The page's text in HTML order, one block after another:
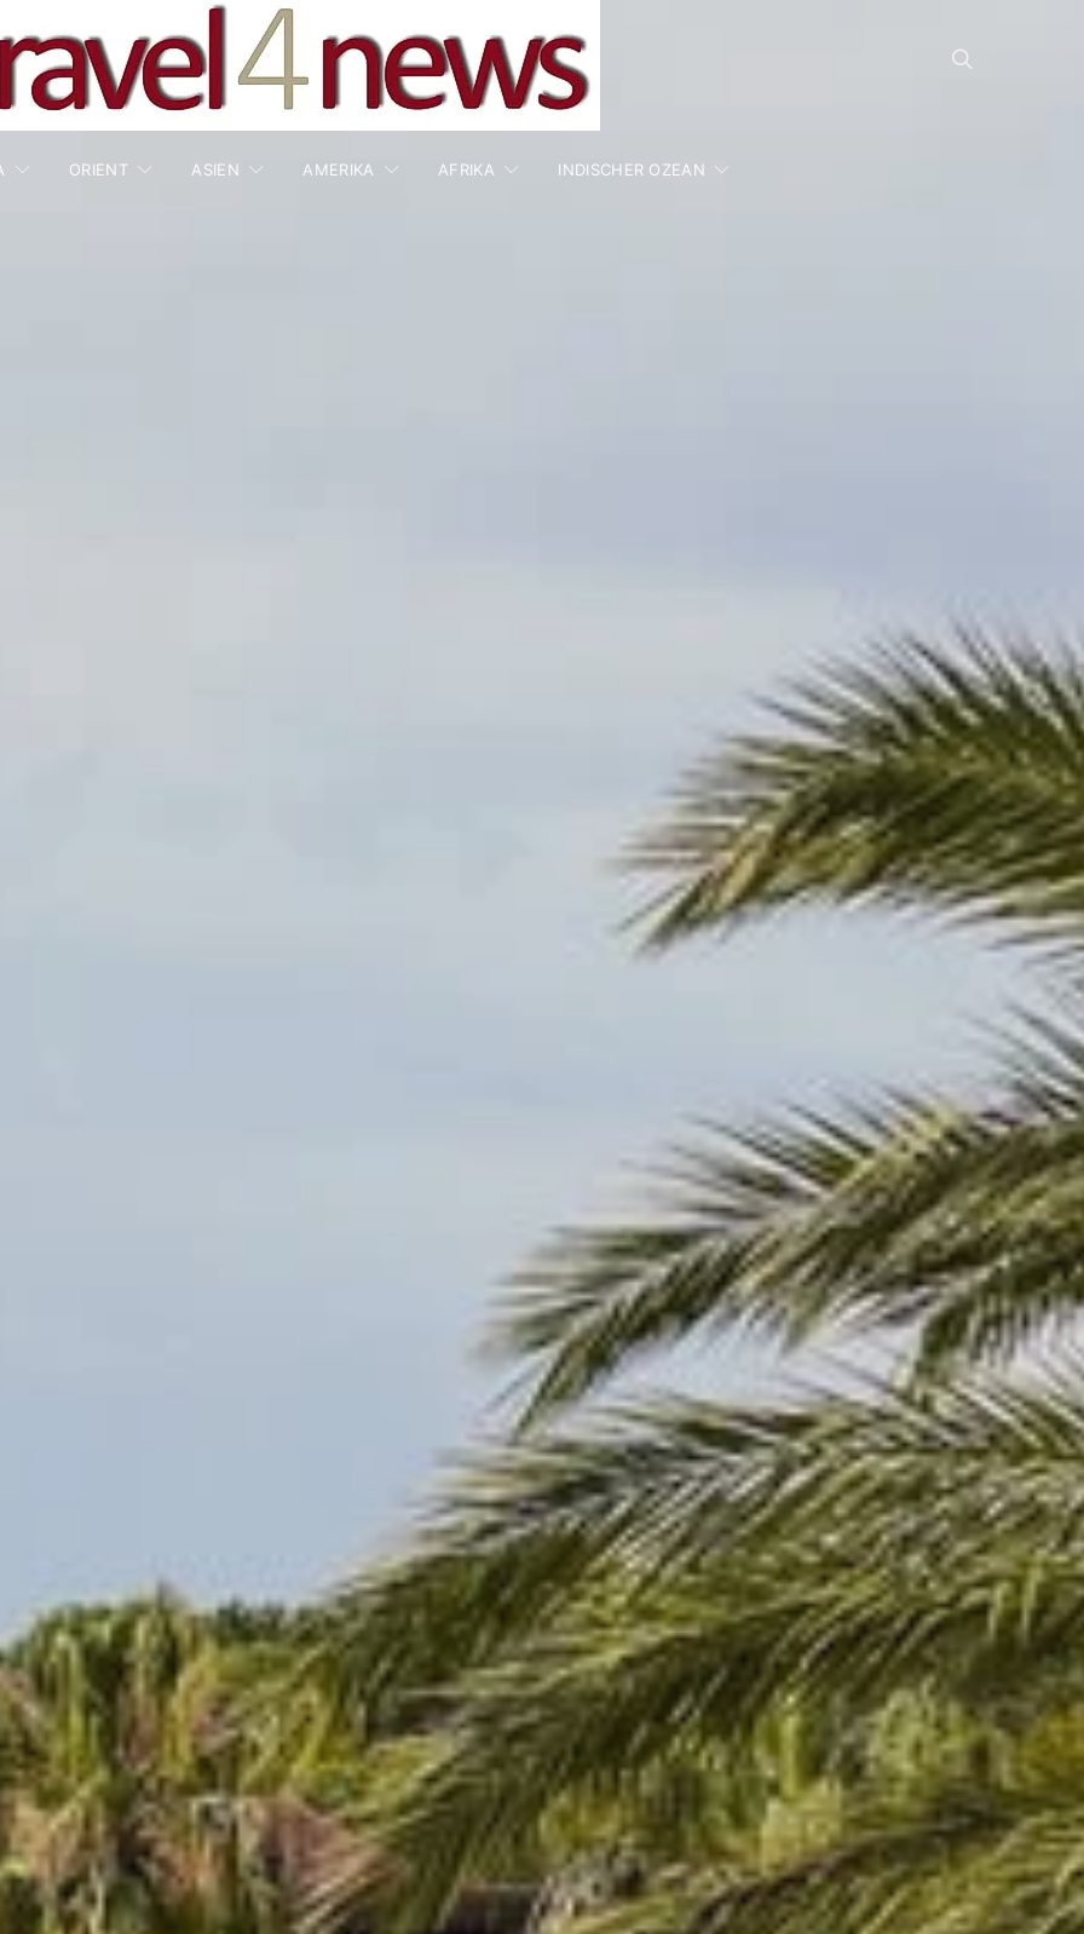
ORIENT ASIEN AMERIKA AFRIKA INDISCHER OZEAN